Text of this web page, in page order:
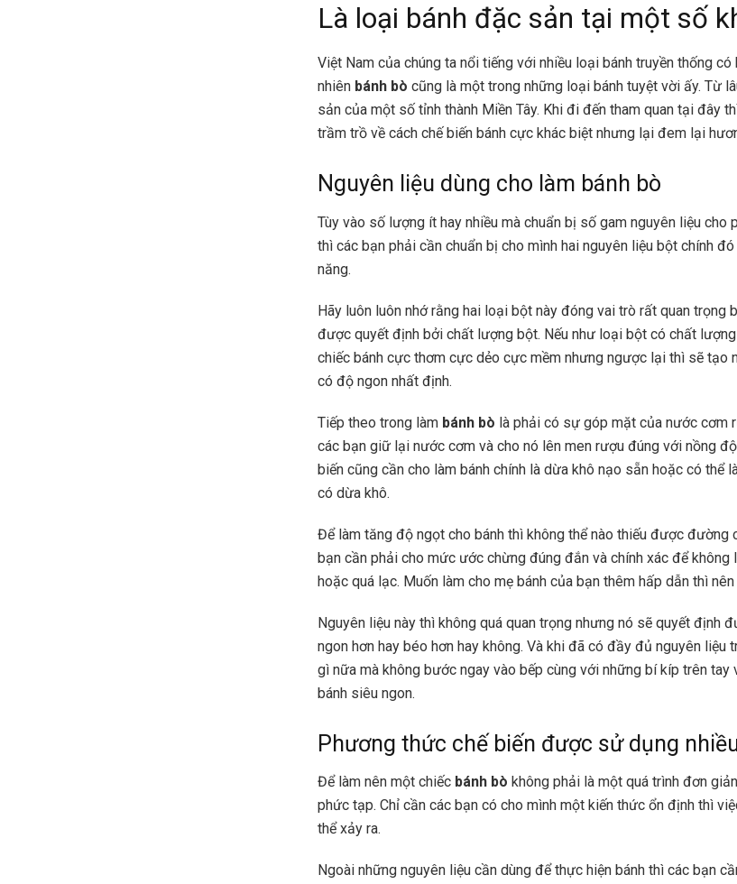
Là loại bánh đặc sản tại một số
Việt Nam của chúng ta nổi tiếng với nhiều loại bánh truyền thống
nhiên bánh bò cũng là một trong những loại bánh tuyệt vời ấy. Từ
sản của một số tỉnh thành Miền Tây. Khi đi đến tham quan tại đây
trầm trồ về cách chế biến bánh cực khác biệt nhưng lại đem lại
Nguyên liệu dùng cho làm bánh bò
Tùy vào số lượng ít hay nhiều mà chuẩn bị số gam nguyên liệu cho
thì các bạn phải cần chuẩn bị cho mình hai nguyên liệu bột chính
năng.
Hãy luôn luôn nhớ rằng hai loại bột này đóng vai trò rất quan trọng
được quyết định bởi chất lượng bột. Nếu như loại bột có chất
chiếc bánh cực thơm cực dẻo cực mềm nhưng ngược lại thì sẽ tạo
có độ ngon nhất định.
Tiếp theo trong làm bánh bò là phải có sự góp mặt của nước cơm
các bạn giữ lại nước cơm và cho nó lên men rượu đúng với nồng
biến cũng cần cho làm bánh chính là dừa khô nạo sẵn hoặc có thể
có dừa khô.
Để làm tăng độ ngọt cho bánh thì không thể nào thiếu được đường
bạn cần phải cho mức ước chừng đúng đắn và chính xác để không
hoặc quá lạc. Muốn làm cho mẹ bánh của bạn thêm hấp dẫn thì
Nguyên liệu này thì không quá quan trọng nhưng nó sẽ quyết định
ngon hơn hay béo hơn hay không. Và khi đã có đầy đủ nguyên liệu
gì nữa mà không bước ngay vào bếp cùng với những bí kíp trên tay
bánh siêu ngon.
Phương thức chế biến được sử dụng
Để làm nên một chiếc bánh bò không phải là một quá trình đơn
phức tạp. Chỉ cần các bạn có cho mình một kiến thức ổn định thì
thể xảy ra.
Ngoài những nguyên liệu cần dùng để thực hiện bánh thì các bạn